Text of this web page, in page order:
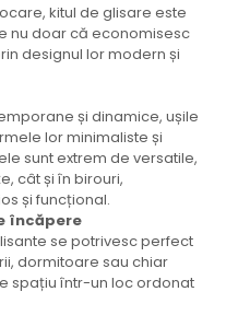
kitul de glisare este
nu doar că economisesc
designul lor modern și
și dinamice, ușile
lor minimaliste și
sunt extrem de versatile,
cât și în birouri,
și funcțional.
încăpere
se potrivesc perfect
dormitoare sau chiar
spațiu într-un loc ordonat